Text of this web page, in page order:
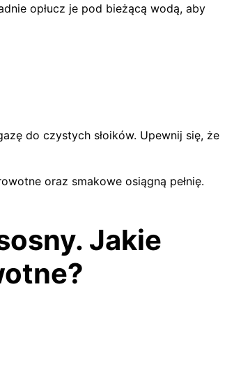
opłucz je pod bieżącą wodą, aby
do czystych słoików. Upewnij się, że
oraz smakowe osiągną pełnię.
Jakie